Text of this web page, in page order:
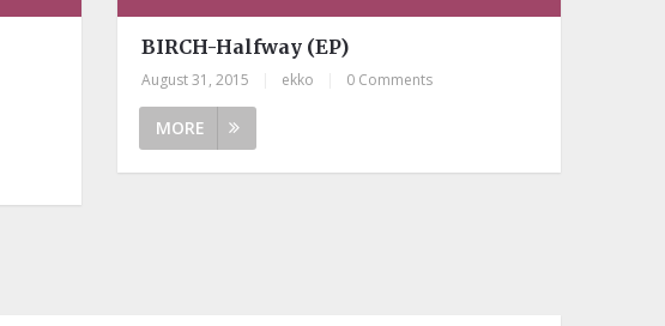
BIRCH-Halfway (EP)
August 31, 2015 ekko 0 Comments
MORE